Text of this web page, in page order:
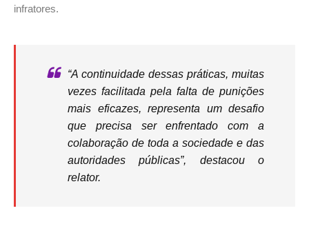
infratores.
“A continuidade dessas práticas, muitas
vezes facilitada pela falta de punições
mais eficazes, representa um desafio
que precisa ser enfrentado com a
colaboração de toda a sociedade e das
autoridades públicas”, destacou o
relator.